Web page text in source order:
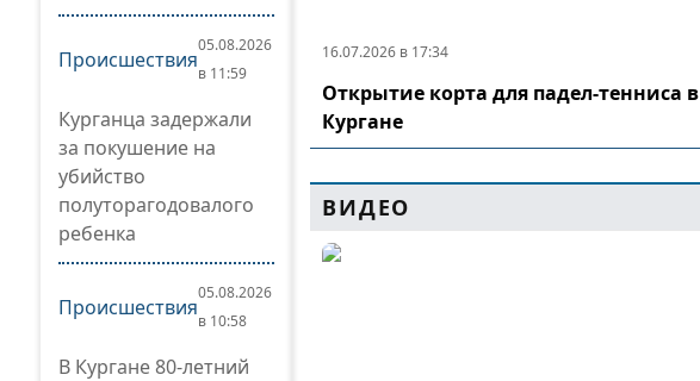
Происшествия
05.08.2026
в 11:59
Курганца задержали
за покушение на
убийство
полуторагодовалого
ребенка
Происшествия
05.08.2026
в 10:58
В Кургане 80-летний
16.07.2026 в 17:34
Открытие корта для падел-тенниса в
Кургане
ВИДЕО